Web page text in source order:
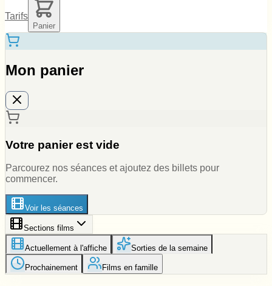
Tarifs
Panier
Mon panier
Votre panier est vide
Parcourez nos séances et ajoutez des billets pour
commencer.
Voir les séances
Sections films
Actuellement à l'affiche Sorties de la semaine
Prochainement Films en famille